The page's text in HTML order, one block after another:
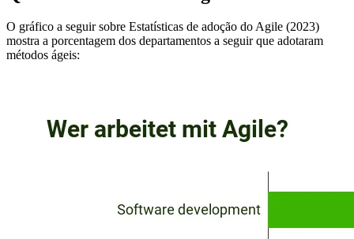
O gráfico a seguir sobre Estatísticas de adoção do Agile (2023)
mostra a porcentagem dos departamentos a seguir que adotaram
métodos ágeis: